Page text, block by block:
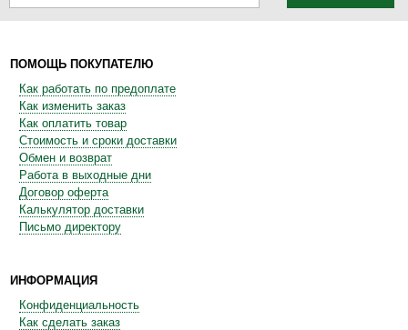
ПОМОЩЬ ПОКУПАТЕЛЮ
Как работать по предоплате
Как изменить заказ
Как оплатить товар
Стоимость и сроки доставки
Обмен и возврат
Работа в выходные дни
Договор оферта
Калькулятор доставки
Письмо директору
ИНФОРМАЦИЯ
Конфиденциальность
Как сделать заказ